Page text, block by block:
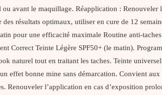
avant le maquillage. Réapplication : Renouveler
résultats optimaux, utiliser en cure de 12
pour une efficacité maximale Routine anti-
Correct Teinte Légère SPF50+ (le matin).
naturel tout en traitant les taches. Teinte
effet bonne mine sans démarcation. Convient aux
Renouveler l’application en cas d’exposition